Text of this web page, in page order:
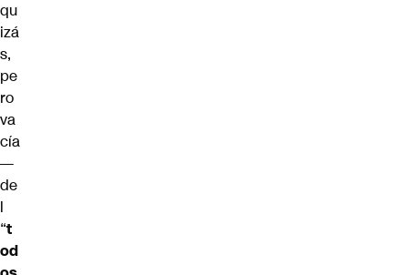
qu
izá
s,
pe
ro
va
cía
—
de
l
“t
od